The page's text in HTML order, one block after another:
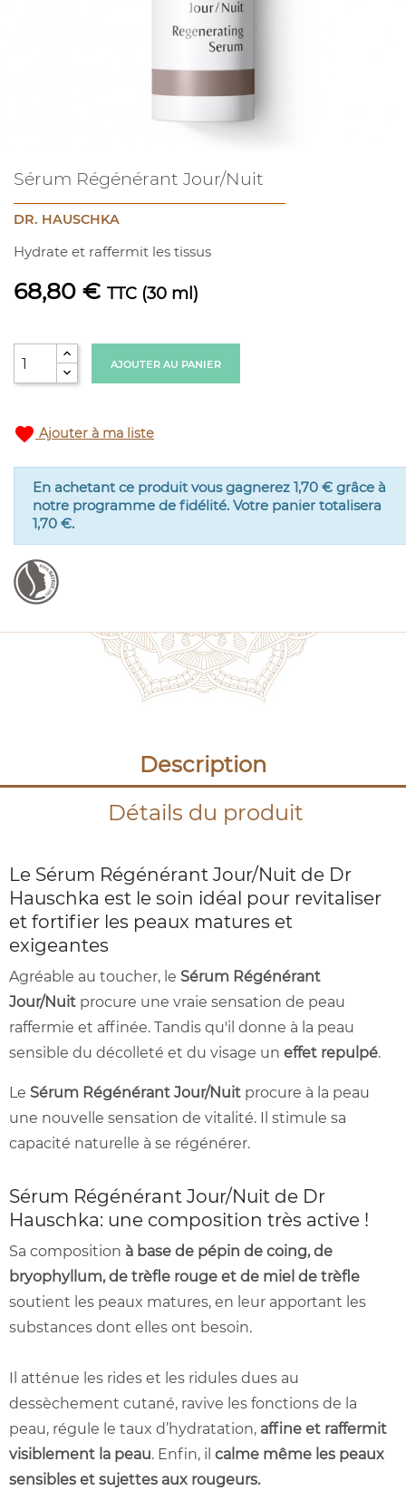
Sérum Régénérant Jour/Nuit
DR. HAUSCHKA
Hydrate et raffermit les tissus
68,80 € TTC (30 ml)
AJOUTER AU PANIER
favorite Ajouter à ma liste
En achetant ce produit vous gagnerez 1,70 € grâce à
notre programme de fidélité. Votre panier totalisera
1,70 €.
Description
Détails du produit
Le Sérum Régénérant Jour/Nuit de Dr
Hauschka est le soin idéal pour revitaliser
et fortifier les peaux matures et
exigeantes
Agréable au toucher, le Sérum Régénérant
Jour/Nuit procure une vraie sensation de peau
raffermie et affinée. Tandis qu'il donne à la peau
sensible du décolleté et du visage un effet repulpé.
Le Sérum Régénérant Jour/Nuit procure à la peau
une nouvelle sensation de vitalité. Il stimule sa
capacité naturelle à se régénérer.
Sérum Régénérant Jour/Nuit de Dr
Hauschka: une composition très active !
Sa composition à base de pépin de coing, de
bryophyllum, de trèfle rouge et de miel de trèfle
soutient les peaux matures, en leur apportant les
substances dont elles ont besoin.
Il atténue les rides et les ridules dues au
dessèchement cutané, ravive les fonctions de la
peau, régule le taux d’hydratation, affine et raffermit
visiblement la peau. Enfin, il calme même les peaux
sensibles et sujettes aux rougeurs.